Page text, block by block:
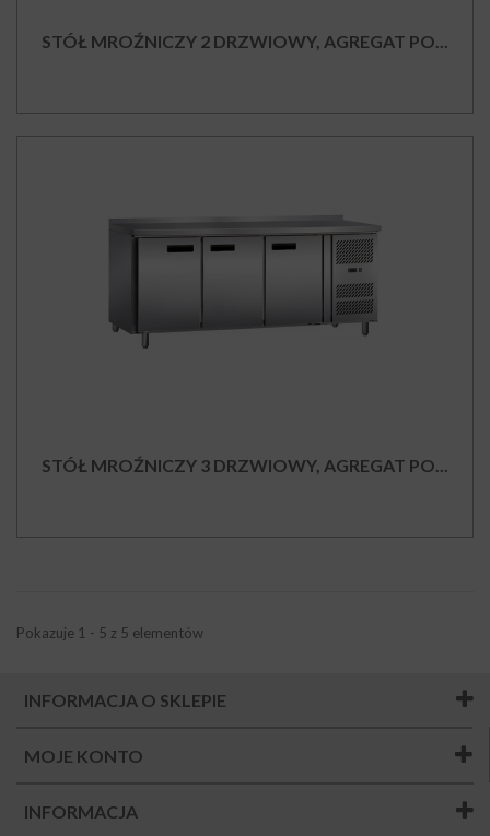
STÓŁ MROŹNICZY 2 DRZWIOWY, AGREGAT PO...
STÓŁ MROŹNICZY 3 DRZWIOWY, AGREGAT PO...
Pokazuje 1 - 5 z 5 elementów
INFORMACJA O SKLEPIE
MOJE KONTO
INFORMACJA